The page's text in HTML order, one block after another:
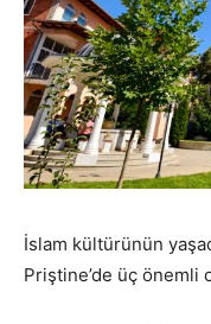
İslam kültürünün
Priştine’de üç önemli